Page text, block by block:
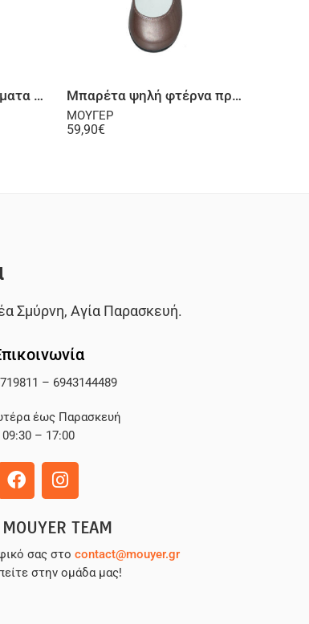
Μπαρέτα πρώτα βήματα ψηλή φτέρνα χρυσή
Επιλογή
Μπαρέτα ψηλή φτέρνα πρώτα βήματα λουστρίνι δερμάτινη οld pink
ΜΟΥΓΕΡ
59,90€
Σμύρνη, Αγία Παρασκευή.
– 6943144489
έως Παρασκευή
09:30 – 17:00
TEAM
σας στο contact@mouyer.gr
στην ομάδα μας!